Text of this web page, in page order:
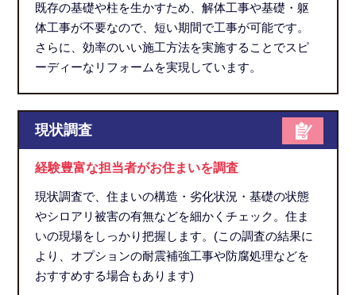
既存の基礎や柱を生かすため、解体工事や基礎・躯
体工事が不要なので、短い期間で工事が可能です。
さらに、効率のいい施工方法を実施することでスピ
ーディーなリフォームを実現しています。
現状調査
経験豊富な担当者がお住まいを調査
現状調査で、住まいの構造・劣化状況・基礎の状態
やシロアリ被害の有無などを細かくチェック。住ま
いの現場をしっかり把握します。(この調査の結果に
より、オプションの耐震補強工事や防腐処理などを
おすすめする場合もあります)